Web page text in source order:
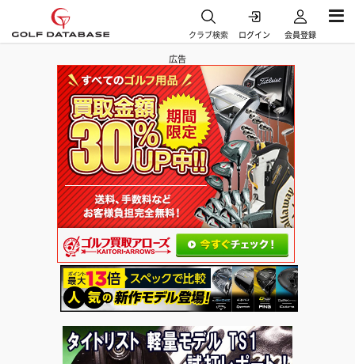
クラブ検索 ログイン 会員登録
広告